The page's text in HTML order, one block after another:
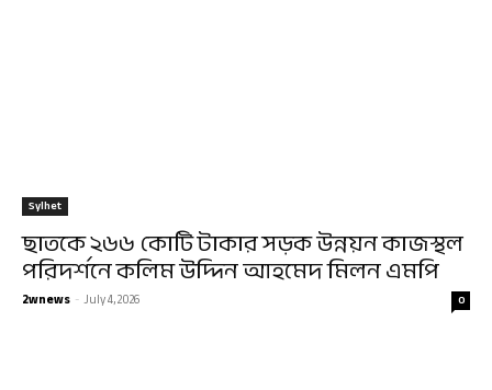
Sylhet
ছাতকে ২৬৬ কোটি টাকার সড়ক উন্নয়ন কাজস্থল
পরিদর্শনে কলিম উদ্দিন আহমেদ মিলন এমপি
2wnews -July 4, 2026 0